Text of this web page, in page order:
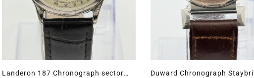
Landeron 187 Chronograph sector
Duward Chronograph